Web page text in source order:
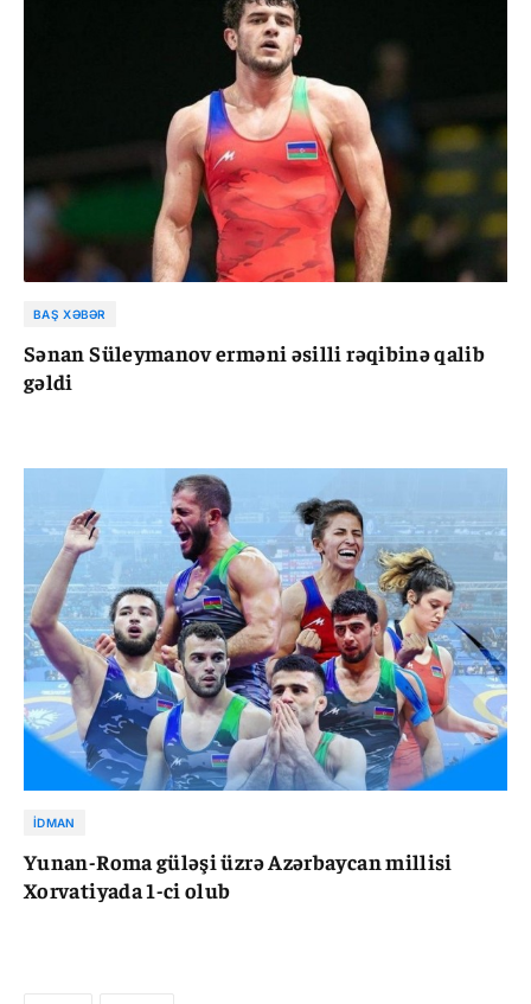
BAŞ XƏBƏR
Sənan Süleymanov erməni əsilli rəqibinə qalib
gəldi
İDMAN
Yunan-Roma güləşi üzrə Azərbaycan millisi
Xorvatiyada 1-ci olub